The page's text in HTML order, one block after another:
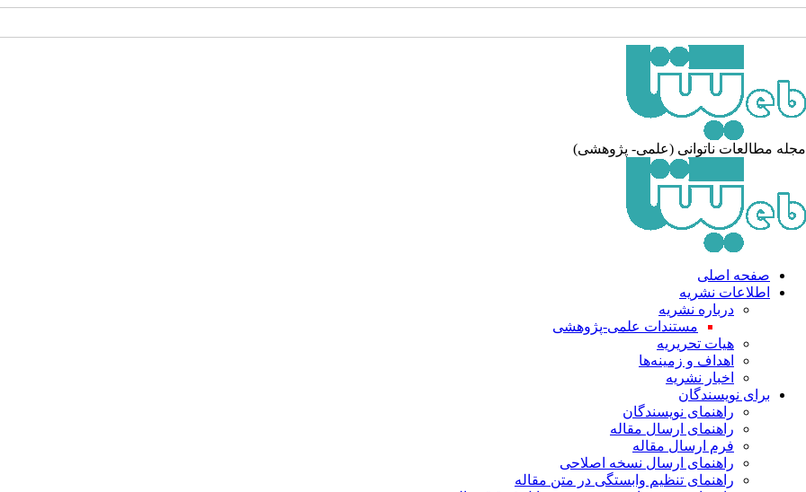
مجله مطالعات ناتوانی (علمی- پژوهشی)
صفحه اصلی
اطلاعات نشریه
درباره نشریه
مستندات علمی-پژوهشی
هیات تحریریه
اهداف و زمینه‌ها
اخبار نشریه
برای نویسندگان
راهنمای نویسندگان
راهنمای ارسال مقاله
فرم ارسال مقاله
راهنمای ارسال نسخه اصلاحی
راهنمای تنظیم وابستگی در متن مقاله